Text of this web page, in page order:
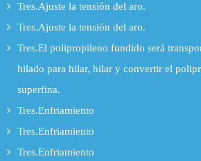
Tres.Ajuste la tensión del aro.
Tres.Ajuste la tensión del aro.
Tres.El polipropileno fundido será
hilado para hilar, hilar y convertir el
superfina.
Tres.Enfriamiento
Tres.Enfriamiento
Tres.Enfriamiento